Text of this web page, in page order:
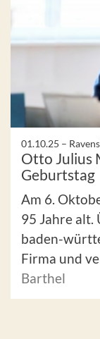
01.10.25 –
Otto Julius
Geburtstag
Am 6.
95 Jahre
baden-
Firma und
Barthel